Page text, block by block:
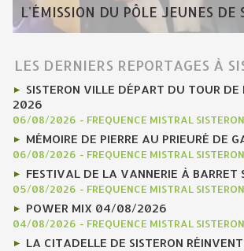
L'ÉMISSION DU PÔLE JEUNES DE
LES DERNIERS REPORTAGES À
SISTERON VILLE DÉPART DU TOUR DE
2026
06/08/2026 - FREQUENCE MISTRAL SISTERON
MÉMOIRE DE PIERRE AU PRIEURÉ DE
06/08/2026 - FREQUENCE MISTRAL SISTERON
FESTIVAL DE LA VANNERIE À BARRET
05/08/2026 - FREQUENCE MISTRAL SISTERON
POWER MIX 04/08/2026
04/08/2026 - FREQUENCE MISTRAL SISTERON
LA CITADELLE DE SISTERON